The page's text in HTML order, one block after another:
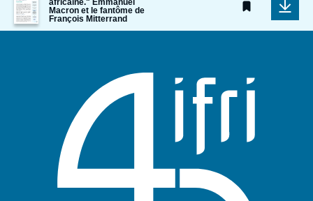
de
couverture
de
africaine." Emmanuel
Macron et le fantôme de
François Mitterrand